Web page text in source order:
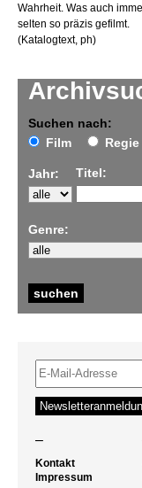
Suchen nach:
Film
Regie
Jahr: Titel:
Genre:
Wahrheit. Was auch
selten so präzis gefilmt.
(Katalogtext, ph)
–
Kontakt
Impressum